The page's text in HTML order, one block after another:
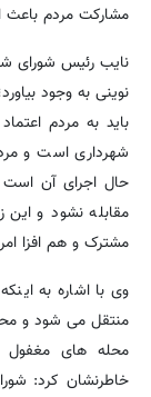
مشارکت مردم باعث
نایب رئیس شورای
نوینی به وجود
باید به مردم
شهرداری است و
حال اجرای آن
مقابله نشود و
مشترک و هم افزا
وی با اشاره به
منتقل می شود و
محله های مغفول
خاطرنشان کرد: